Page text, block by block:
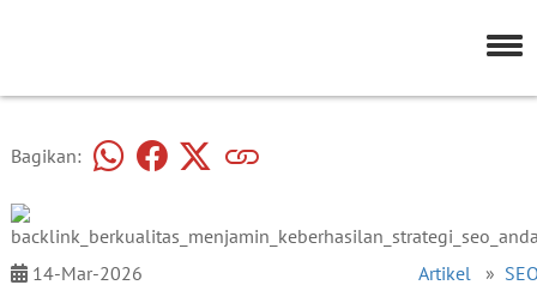
Bagikan:
14-Mar-2026 Artikel»